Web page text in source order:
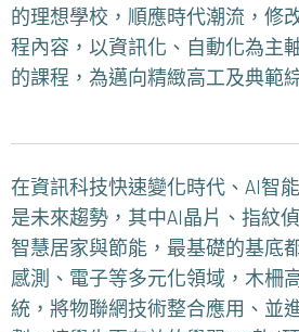
的理想學校，順應時代潮流，修
程內容，以資訊化、自動化為主
的課程，為邁向精緻高工及典範
在資訊科技快速變化時代、AI智
是未來趨勢，其中AI晶片、指紋
智慧居家與節能，最基礎的基底
感測、電子等多元化領域，木柵
統，將物聯網技術整合應用、並